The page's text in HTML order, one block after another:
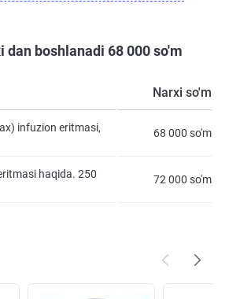
boshlanadi 68 000 so'm
Narxi so'm
infuzion eritmasi,
68 000 so'm
haqida. 250
72 000 so'm